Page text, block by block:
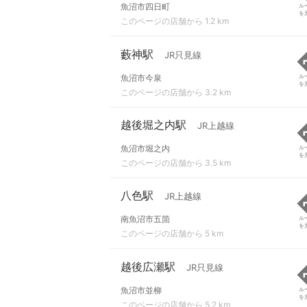
魚沼市四日町
このページの店舗から 1.2 km
ル
を
藪神駅 JR只見線
魚沼市今泉
このページの店舗から 3.2 km
ル
を
越後堀之内駅 JR上越線
魚沼市堀之内
このページの店舗から 3.5 km
ル
を
八色駅 JR上越線
南魚沼市五箇
このページの店舗から 5 km
ル
を
越後広瀬駅 JR只見線
魚沼市並柳
このページの店舗から 5.2 km
ル
を